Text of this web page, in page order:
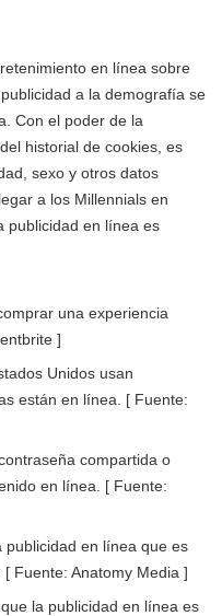
en línea sobre
a la demografía se
Con el poder de la
historial de cookies, es
sexo y otros datos
a los Millennials en
publicidad en línea es
una experiencia
]
Unidos usan
están en línea. [ Fuente:
compartida o
en línea. [ Fuente:
publicidad en línea que es
Fuente: Anatomy Media ]
la publicidad en línea es